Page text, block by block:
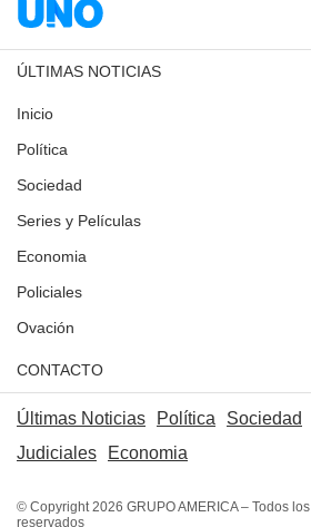
ÚLTIMAS NOTICIAS
Inicio
Política
Sociedad
Series y Películas
Economia
Policiales
Ovación
CONTACTO
Últimas Noticias Política Sociedad
Judiciales
Economia
© Copyright 2026 GRUPO AMERICA – Todos
reservados